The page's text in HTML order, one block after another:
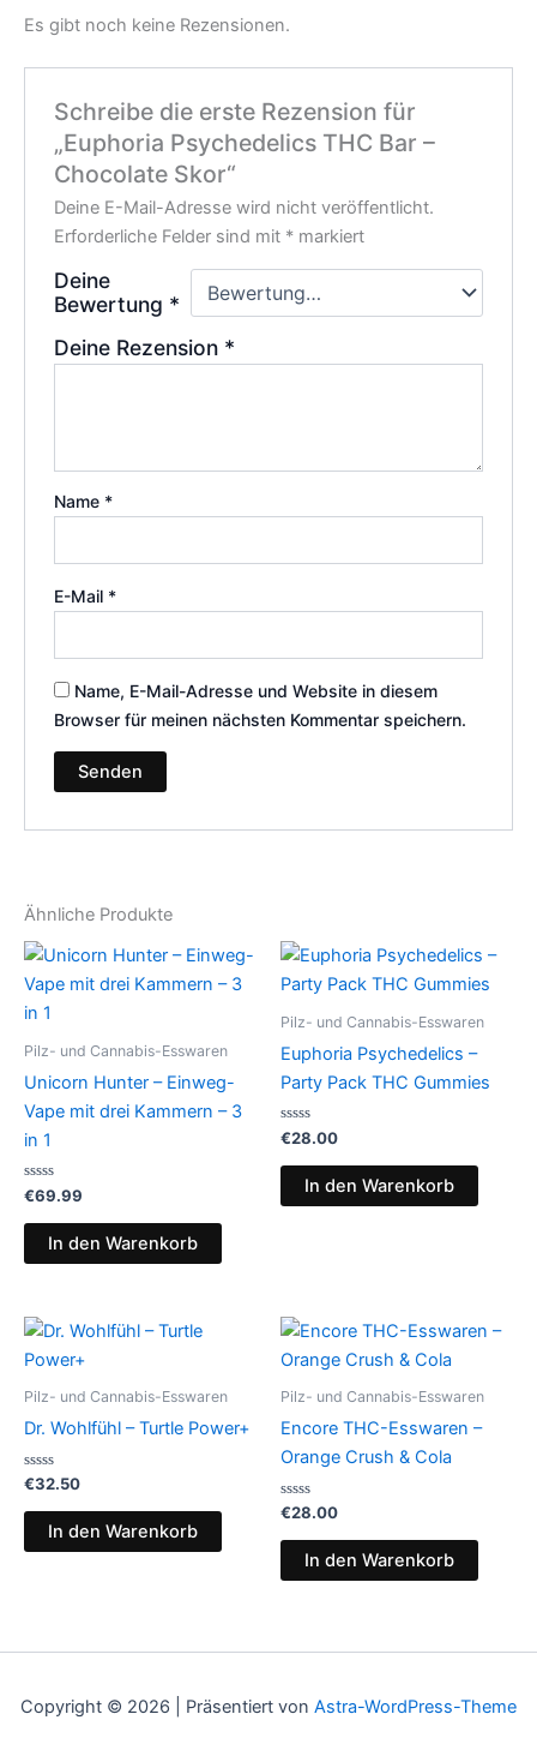
Es gibt noch keine Rezensionen.
Schreibe die erste Rezension für
„Euphoria Psychedelics THC Bar –
Chocolate Skor“
Deine E-Mail-Adresse wird nicht veröffentlicht.
Erforderliche Felder sind mit * markiert
Deine
Bewertung *
Deine Rezension *
Name *
E-Mail *
Name, E-Mail-Adresse und Website in diesem
Browser für meinen nächsten Kommentar speichern.
Ähnliche Produkte
Pilz- und Cannabis-Esswaren
Unicorn Hunter – Einweg-
Vape mit drei Kammern – 3
in 1
Bewertet
0
€69.99
In den Warenkorb
Pilz- und Cannabis-Esswaren
Euphoria Psychedelics –
Party Pack THC Gummies
Bewertet
0
€28.00
In den Warenkorb
Pilz- und Cannabis-Esswaren
Dr. Wohlfühl – Turtle Power+
Bewertet
0
€32.50
In den Warenkorb
Pilz- und Cannabis-Esswaren
Encore THC-Esswaren –
Orange Crush & Cola
Bewertet
0
€28.00
In den Warenkorb
Copyright © 2026 | Präsentiert von Astra-WordPress-Theme